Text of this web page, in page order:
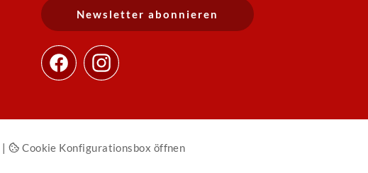
Newsletter abonnieren
| Cookie Konfigurationsbox öffnen